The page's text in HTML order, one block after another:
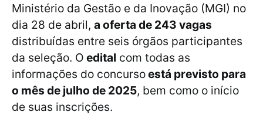
Ministério da Gestão e da Inovação (MGI) no
dia 28 de abril, a oferta de 243 vagas
distribuídas entre seis órgãos participantes
da seleção. O edital com todas as
informações do concursoestá previsto para
o mês de julho de 2025, bem como o início
de suas inscrições.